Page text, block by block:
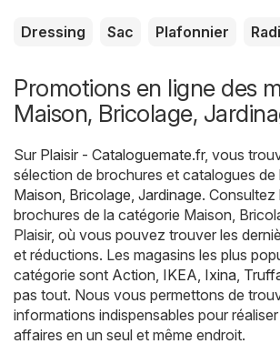
Dressing Sac Plafonnier
Promotions en ligne des
Maison, Bricolage,
Sur Plaisir - Cataloguemate.fr, vous
sélection de brochures et catalogues de
Maison, Bricolage, Jardinage. Consultez
brochures de la catégorie Maison,
Plaisir, où vous pouvez trouver les
et réductions. Les magasins les plus
catégorie sont Action, IKEA, Ixina,
pas tout. Nous vous permettons de
informations indispensables pour
affaires en un seul et même endroit.